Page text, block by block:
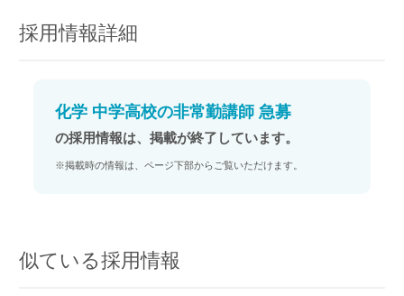
採用情報詳細
化学 中学高校の非常勤講師 急募
の採用情報は、掲載が終了しています。
※掲載時の情報は、ページ下部からご覧いただけます。
似ている採用情報